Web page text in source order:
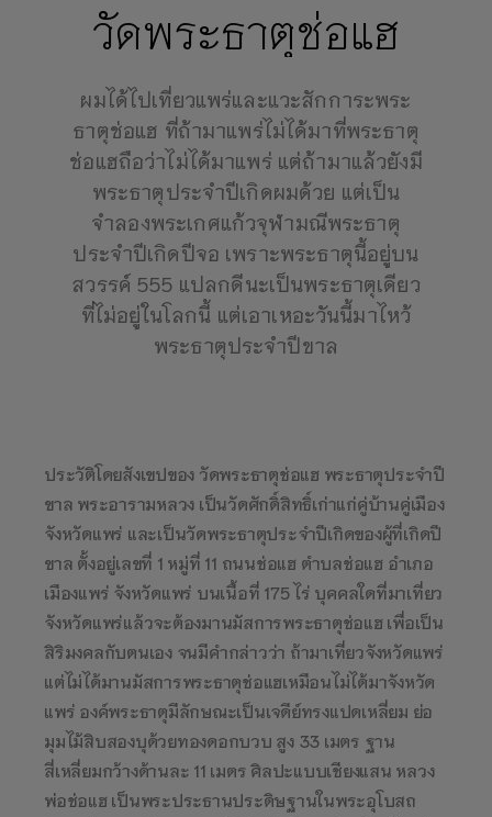
วัดพระธาตุช่อแฮ
ผมได้ไปเที่ยวแพร่และแวะสักการะพระ
ธาตุช่อแฮ ที่ถ้ามาแพร่ไม่ได้มาที่พระธาตุ
ช่อแฮถือว่าไม่ได้มาแพร่ แต่ถ้ามาแล้วยังมี
พระธาตุประจำปีเกิดผมด้วย แต่เป็น
จำลองพระเกศแก้วจุฬามณีพระธาตุ
ประจำปีเกิดปีจอ เพราะพระธาตุนี้อยู่บน
สวรรค์ 555 แปลกดีนะเป็นพระธาตุเดียว
ที่ไม่อยู่ในโลกนี้ แต่เอาเหอะวันนี้มาไหว้
พระธาตุประจำปีขาล
ประวัติโดยสังเขปของ วัดพระธาตุช่อแฮ พระธาตุประจำปี
ขาล พระอารามหลวง เป็นวัดศักดิ์สิทธิ์เก่าแก่คู่บ้านคู่เมือง
จังหวัดแพร่ และเป็นวัดพระธาตุประจำปีเกิดของผู้ที่เกิดปี
ขาล ตั้งอยู่เลขที่ 1 หมู่ที่ 11 ถนนช่อแฮ ตำบลช่อแฮ อำเภอ
เมืองแพร่ จังหวัดแพร่ บนเนื้อที่ 175 ไร่ บุคคลใดที่มาเที่ยว
จังหวัดแพร่แล้วจะต้องมานมัสการพระธาตุช่อแฮ เพื่อเป็น
สิริมงคลกับตนเอง จนมีคำกล่าวว่า ถ้ามาเที่ยวจังหวัดแพร่
แต่ไม่ได้มานมัสการพระธาตุช่อแฮเหมือนไม่ได้มาจังหวัด
แพร่ องค์พระธาตุมีลักษณะเป็นเจดีย์ทรงแปดเหลี่ยม ย่อ
มุมไม้สิบสองบุด้วยทองดอกบวบ สูง 33 เมตร ฐาน
สี่เหลี่ยมกว้างด้านละ 11 เมตร ศิลปะแบบเชียงแสน หลวง
พ่อช่อแฮ เป็นพระประธานประดิษฐานในพระอุโบสถ